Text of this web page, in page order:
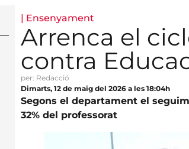
| Ensenyament
Arrenca el
contra
per: Redacció
Dimarts, 12 de maig del 2026 a les 18:04h
Segons el departament el
32% del professorat